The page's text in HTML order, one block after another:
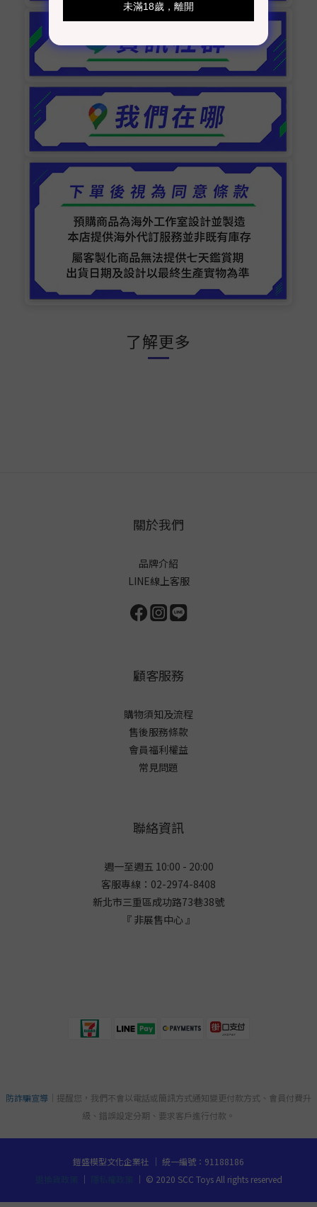
了解更多
關於我們
品牌介紹
LINE線上客服
顧客服務
購物須知及流程
售後服務條款
會員福利權益
常見問題
聯絡資訊
週一至週五 10:00 - 20:00
客服專線：02-2974-8408
新北市三重區成功路73巷38號
『 非展售中心 』
防詐騙宣導 ｜提醒您，我們不會以電話或簡訊方式通知變更付款方式、會員付費升
級、錯誤設定分期、要求客戶進行付款。
鎧盛模型文化企業社 ｜ 統一編號：91188186
｜ ｜ © 2020 SCC Toys All rights reserved